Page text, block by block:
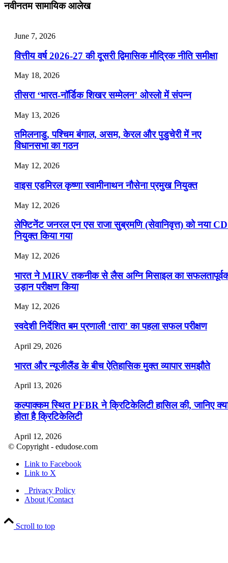
July 22, 2026
📝 डेली करेंट अफेयर्स: 19-21 जुलाई 2026
July 19, 2026
📝 डेली करेंट अफेयर्स: 16-18 जुलाई 2026
July 16, 2026
📝 डेली करेंट अफेयर्स: 13-15 जुलाई 2026
नवीनतम सामायिक आलेख
June 7, 2026
वित्तीय वर्ष 2026-27 की दूसरी द्विमासिक मौद्रिक नीति समीक्षा
May 18, 2026
तीसरा ‘भारत-नॉर्डिक शिखर सम्मेलन’ ओस्लो में संपन्न
May 13, 2026
तमिलनाडु, पश्चिम बंगाल, असम, केरल और पुडुचेरी में नए
विधानसभा का गठन
May 12, 2026
वाइस एडमिरल कृष्णा स्वामीनाथन नौसेना प्रमुख नियुक्त
May 12, 2026
लेफ्टिनेंट जनरल एन एस राजा सुब्रमणि (सेवानिवृत्त) को नया
नियुक्त किया गया
May 12, 2026
भारत ने MIRV तकनीक से लैस अग्नि मिसाइल का
उड़ान परीक्षण किया
May 12, 2026
स्वदेशी निर्देशित बम प्रणाली ‘तारा’ का पहला सफल परीक्षण
April 29, 2026
भारत और न्यूजीलैंड के बीच ऐतिहासिक मुक्त व्यापार समझौते
April 13, 2026
कल्पाक्कम स्थित PFBR ने क्रिटिकेलिटी हासिल की, जानिए
होता है क्रिटिकेलिटी
April 12, 2026
April 9, 2026
नासा का आर्टेमिस-2 मिशन: मनुष्य एक बार फिर से चंद्रमा के
पहुंचा
April 7, 2026
© Copyright - edudose.com
Link to Facebook
Link to X
Privacy Policy
About |Contact
Scroll to top